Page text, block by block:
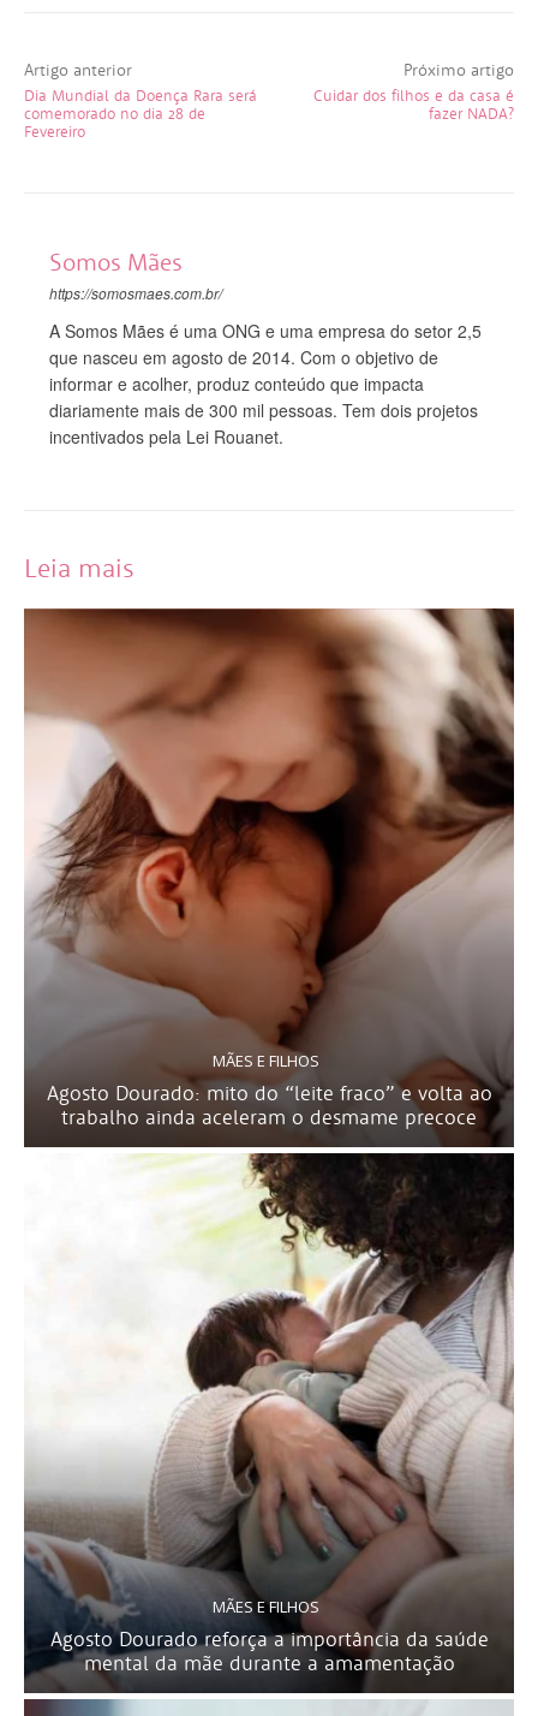
Artigo anterior
Dia Mundial da Doença Rara será
comemorado no dia 28 de
Fevereiro
Próximo artigo
Cuidar dos filhos e da casa é
fazer NADA?
Somos Mães
https://somosmaes.com.br/
A Somos Mães é uma ONG e uma empresa do setor 2,5
que nasceu em agosto de 2014. Com o objetivo de
informar e acolher, produz conteúdo que impacta
diariamente mais de 300 mil pessoas. Tem dois projetos
incentivados pela Lei Rouanet.
Leia mais
MÃES E FILHOS
Agosto Dourado: mito do “leite fraco” e volta ao
trabalho ainda aceleram o desmame precoce
MÃES E FILHOS
Agosto Dourado reforça a importância da saúde
mental da mãe durante a amamentação